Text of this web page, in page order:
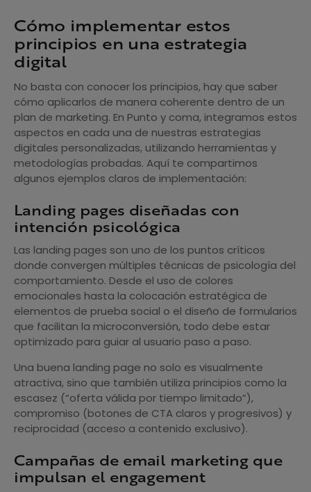
Cómo implementar estos
principios en una estrategia
digital
No basta con conocer los principios, hay que saber
cómo aplicarlos de manera coherente dentro de un
plan de marketing. En Punto y coma, integramos estos
aspectos en cada una de nuestras estrategias
digitales personalizadas, utilizando herramientas y
metodologías probadas. Aquí te compartimos
algunos ejemplos claros de implementación:
Landing pages diseñadas con
intención psicológica
Las landing pages son uno de los puntos críticos
donde convergen múltiples técnicas de psicología del
comportamiento. Desde el uso de colores
emocionales hasta la colocación estratégica de
elementos de prueba social o el diseño de formularios
que facilitan la microconversión, todo debe estar
optimizado para guiar al usuario paso a paso.
Una buena landing page no solo es visualmente
atractiva, sino que también utiliza principios como la
escasez (“oferta válida por tiempo limitado”),
compromiso (botones de CTA claros y progresivos) y
reciprocidad (acceso a contenido exclusivo).
Campañas de email marketing que
impulsan el engagement